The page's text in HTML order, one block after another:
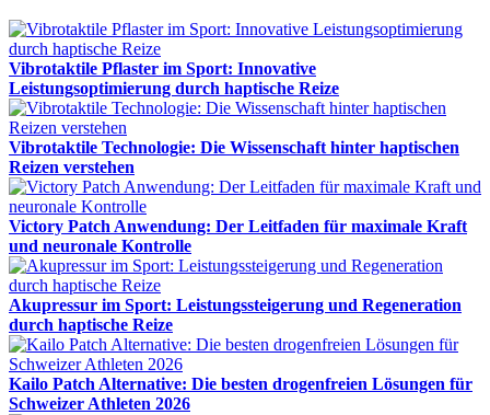
Vibrotaktile Pflaster im Sport: Innovative
Leistungsoptimierung durch haptische Reize
Vibrotaktile Technologie: Die Wissenschaft hinter haptischen
Reizen verstehen
Victory Patch Anwendung: Der Leitfaden für maximale Kraft
und neuronale Kontrolle
Akupressur im Sport: Leistungssteigerung und Regeneration
durch haptische Reize
Kailo Patch Alternative: Die besten drogenfreien Lösungen für
Schweizer Athleten 2026